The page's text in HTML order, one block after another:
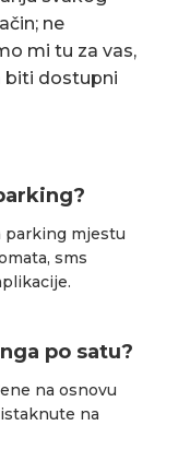
ne
mi tu za vas,
biti dostupni
parking mjestu
sms
po satu?
na osnovu
na